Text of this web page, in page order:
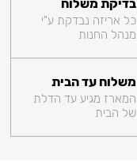
בדיקת משלוח
כל אריזה נבדקת ע"י
מנהל החנות
משלוח עד הבית
המארז מגיע עד הדלת
של הבית